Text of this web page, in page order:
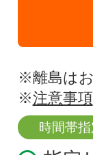
※離島は
※注意事項
時間帯